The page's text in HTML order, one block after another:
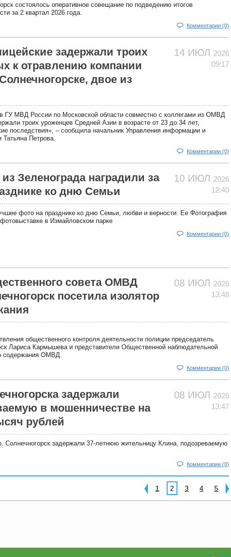
состоялось оперативное совещание по подведению итогов
за 2 квартал 2026 года.
Комментарии (0)
14 ИЮЛ 2026
09:17
задержали троих
к отравлению компании
двое из
ГУ МВД России по Московской области совместно с коллегами из ОМВД
троих уроженцев Средней Азии в возрасте от 23 до 34 лет,
последствия», – сообщила начальник Управления информации и
Петрова.
Комментарии (0)
10 ИЮЛ 2026
12:40
Зеленограда наградили за
ко дню Семьи
фото на празднике ко дню Семьи, любви и верности. Ее Фотография
в Измайловском парке
Комментарии (0)
08 ИЮЛ 2026
13:48
совета ОМВД
посетила изолятор
общественного контроля деятельности полиции председатель
Лариса Кармышева и представители Общественной наблюдательной
содержания ОМВД.
Комментарии (0)
08 ИЮЛ 2026
13:47
задержали
в мошенничестве на
рублей
Солнечногорск задержали 37-летнюю жительницу Клина, подозреваемую
Комментарии (0)
1 2 3 4 5